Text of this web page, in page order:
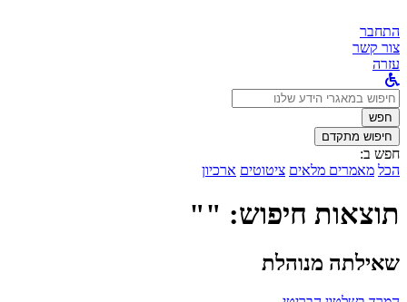
התחבר
צור קשר
עזרה
לחפש
ב:חפש
חיפוש מתקדם
חפש ב:
הכל מאמרים מלאים ציטוטים ארכיון
תוצאות חיפוש: ""
שאילתה מנוהלת